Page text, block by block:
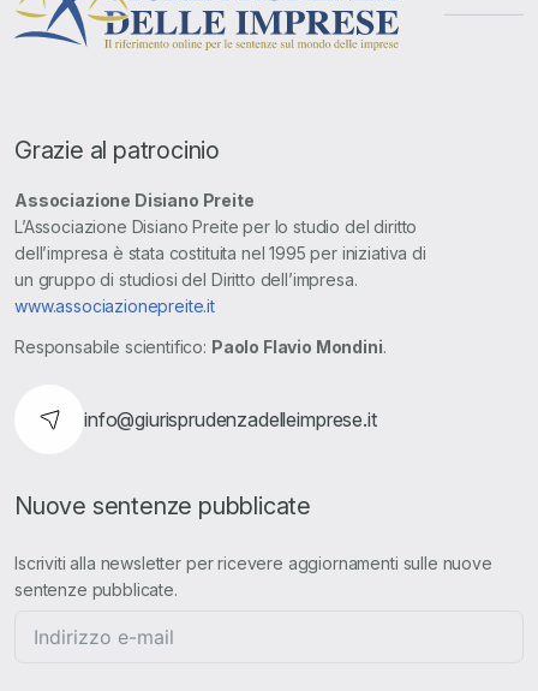
Grazie al patrocinio
Associazione Disiano Preite
L’Associazione Disiano Preite per lo studio del diritto
dell’impresa è stata costituita nel 1995 per iniziativa di
un gruppo di studiosi del Diritto dell’impresa.
www.associazionepreite.it
Responsabile scientifico: Paolo Flavio Mondini.
info@giurisprudenzadelleimprese.it
Nuove sentenze pubblicate
Iscriviti alla newsletter per ricevere aggiornamenti sulle nuove
sentenze pubblicate.